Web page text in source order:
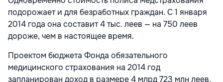
подорожает и для безработных граждан. С 1 января
2014 года она составит 4 тыс. леев — на 750 леев
дороже, чем в настоящее время.
Проектом бюджета Фонда обязательного
медицинского страхования на 2014 год
запланирован доход в размере 4 млрд 723 млн леев,